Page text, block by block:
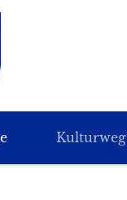
Kulturweg